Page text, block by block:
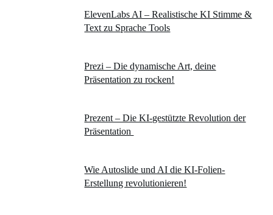
ElevenLabs AI – Realistische KI Stimme &
Text zu Sprache Tools
Prezi – Die dynamische Art, deine
Präsentation zu rocken!
Prezent – Die KI-gestützte Revolution der
Präsentation
Wie Autoslide und AI die KI-Folien-
Erstellung revolutionieren!